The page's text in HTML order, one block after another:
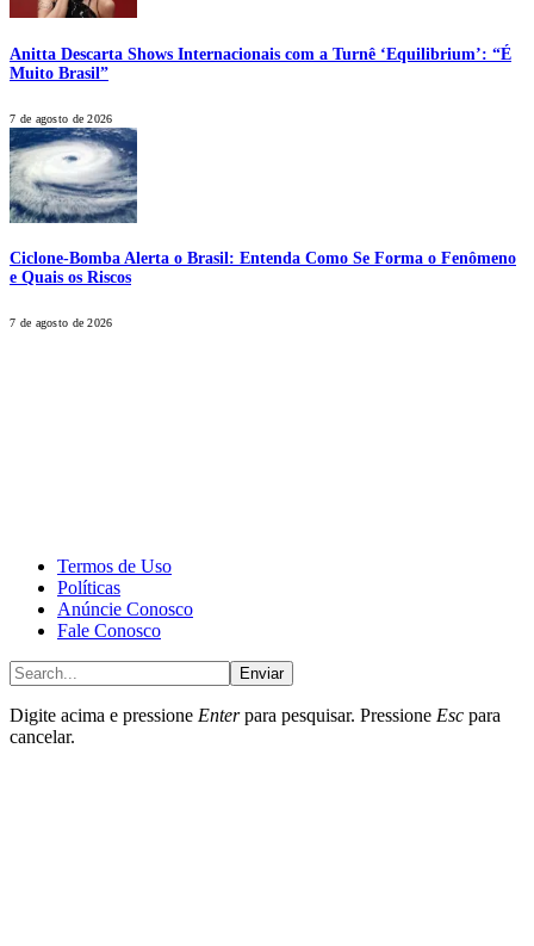
Anitta Descarta Shows Internacionais com a Turnê ‘Equilibrium’: “É
Muito Brasil”
7 de agosto de 2026
Ciclone-Bomba Alerta o Brasil: Entenda Como Se Forma o Fenômeno
e Quais os Riscos
7 de agosto de 2026
Termos de Uso
Políticas
Anúncie Conosco
Fale Conosco
Enviar
Digite acima e pressione Enterpara pesquisar. Pressione Esc para
cancelar.